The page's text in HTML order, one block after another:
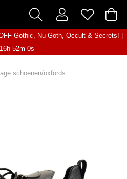
Gothic, Nu Goth, Occult & Secrets! |
52m 0s
schoenen/oxfords